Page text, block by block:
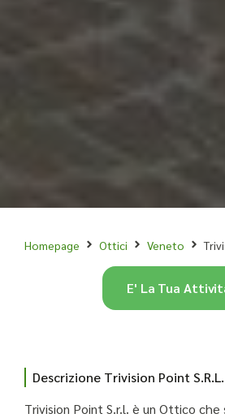
Homepage Ottici Veneto
Descrizione Trivision Point S.r.l.
Trivision Point S.r.l. è un Ottico che
E' La Tua